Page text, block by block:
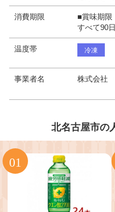
消費期限
■賞味期限
すべて90日
温度帯 冷凍
事業者名 株式会社
北名古屋市の